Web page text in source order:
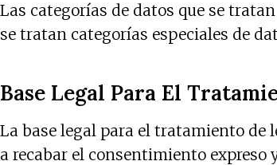
Las categorías de datos que se
se tratan categorías especiales de
Base Legal Para El
La base legal para el tratamiento de
a recabar el consentimiento